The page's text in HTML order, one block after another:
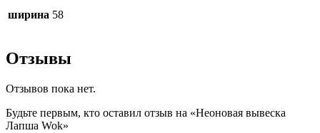
ширина 58
Отзывы
Отзывов пока нет.
Будьте первым, кто оставил отзыв на «Неоновая вывеска
Лапша Wok»